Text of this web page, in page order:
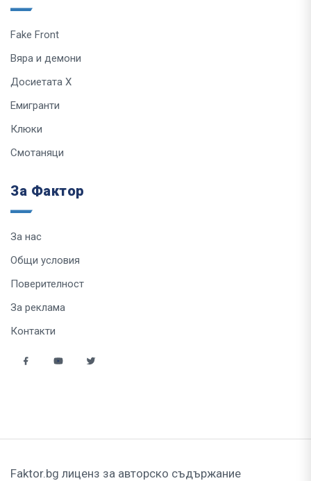
Fake Front
Вяра и демони
Досиетата Х
Емигранти
Клюки
Смотаняци
За Фактор
За нас
Общи условия
Поверителност
За реклама
Контакти
Faktor.bg лиценз за авторско съдържание